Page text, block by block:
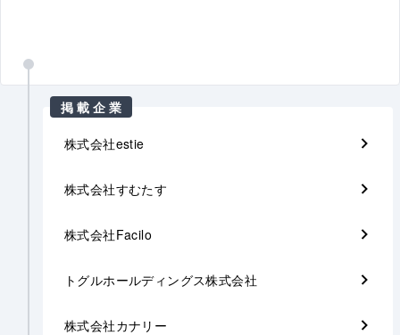
掲載企業
株式会社estie
株式会社すむたす
株式会社Facilo
トグルホールディングス株式会社
株式会社カナリー